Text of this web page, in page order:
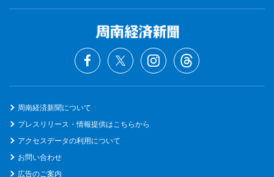
周南経済新聞について
プレスリリース・情報提供はこちらから
アクセスデータの利用について
お問い合わせ
広告のご案内